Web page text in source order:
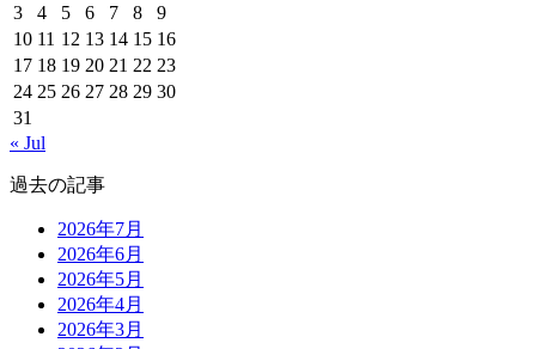
3
4 5 6 7 8
9
10 11 12 13 14 15 16
17 18 19 20 21 22 23
24 25 26 27 28 29 30
31
« Jul
過去の記事
2026年7月
2026年6月
2026年5月
2026年4月
2026年3月